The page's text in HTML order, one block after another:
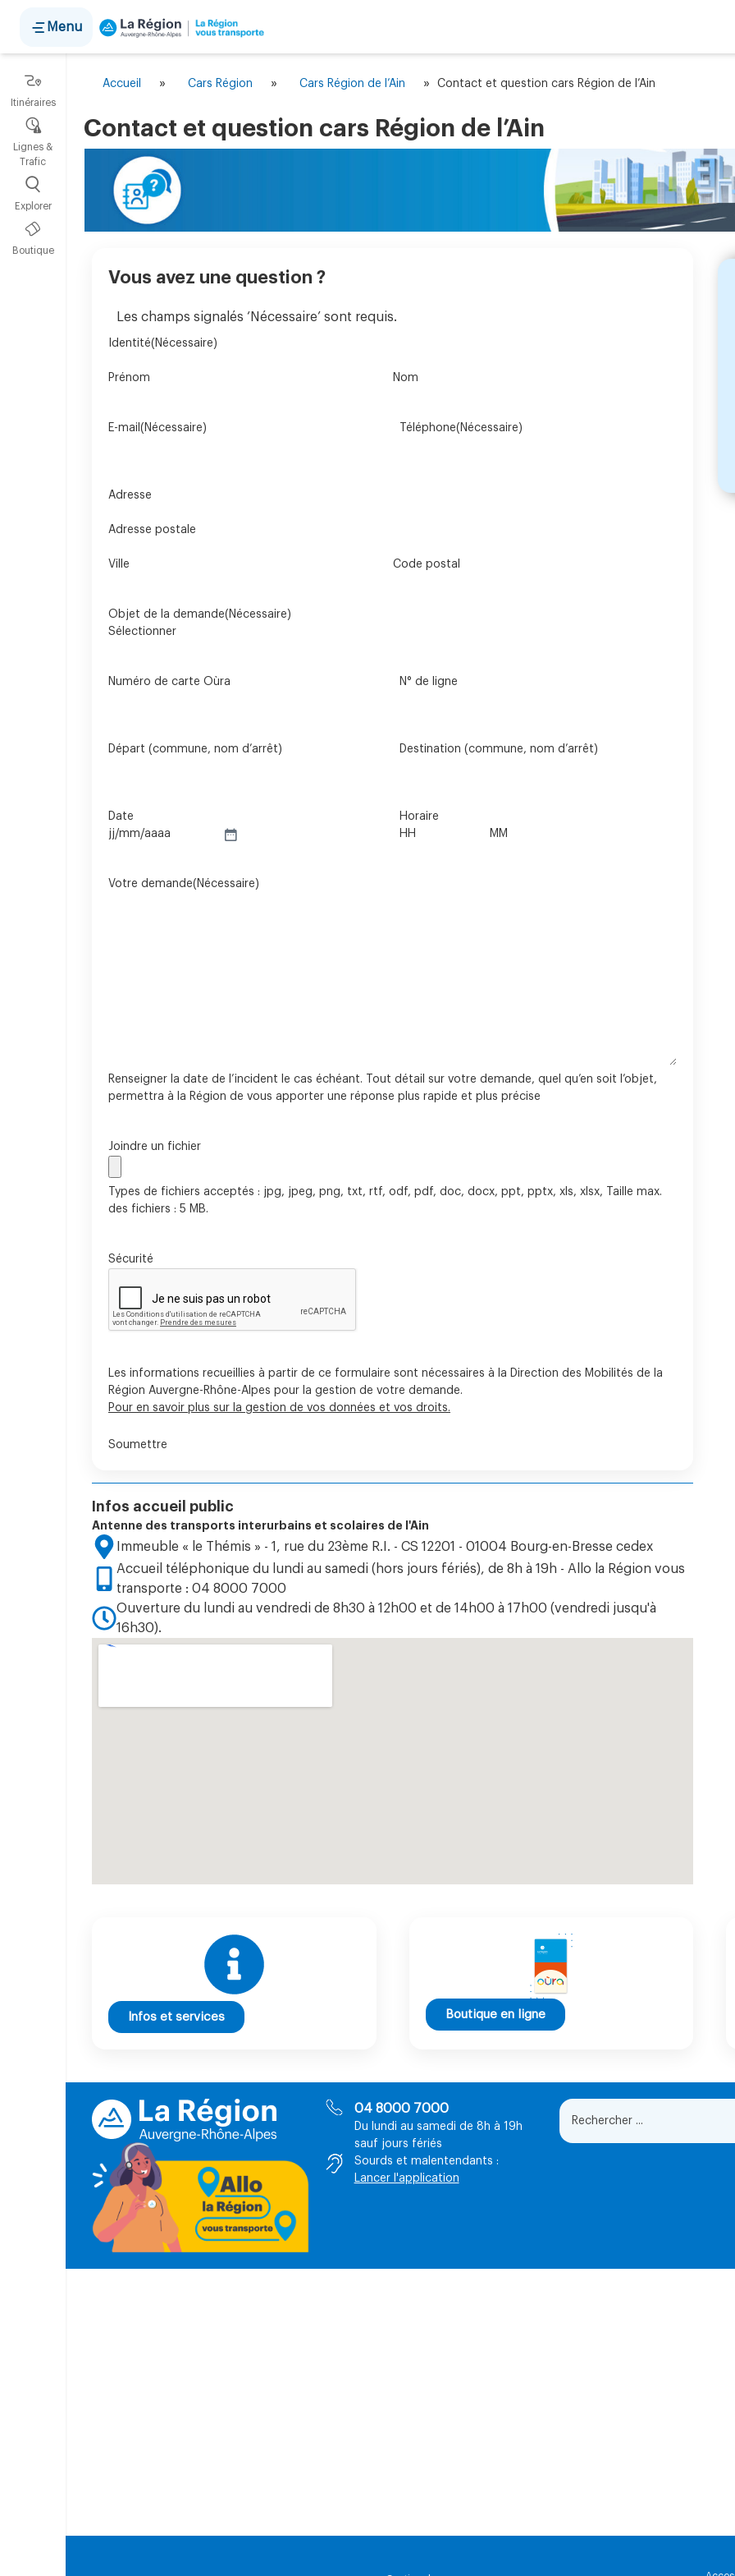
Accueil » Cars Région » Cars Région de l’Ain » Contact et question cars Région de l’Ain
Contact et question cars Région de l’Ain
Vous avez une question ?
Les champs signalés ‘Nécessaire’ sont requis.
Identité(Nécessaire)
Prénom Nom
E-mail (Nécessaire) Téléphone(Nécessaire)
Adresse
Adresse postale
Ville Code postal
Objet de la demande(Nécessaire)
Numéro de carte Oùra N° de ligne
Départ (commune, nom d’arrêt) Destination (commune, nom d’arrêt)
Date Horaire
Votre demande(Nécessaire)
Renseigner la date de l’incident le cas échéant. Tout détail sur votre demande, quel qu’en soit l’objet,
permettra à la Région de vous apporter une réponse plus rapide et plus précise
Joindre un fichier
Types de fichiers acceptés : jpg, jpeg, png, txt, rtf, odf, pdf, doc, docx, ppt, pptx, xls, xlsx, Taille max.
des fichiers : 5 MB.
Sécurité
Les informations recueillies à partir de ce formulaire sont nécessaires à la Direction des Mobilités de la
Région Auvergne-Rhône-Alpes pour la gestion de votre demande.
Pour en savoir plus sur la gestion de vos données et vos droits.
Infos accueil public
Antenne des transports interurbains et scolaires de l'Ain
Immeuble « le Thémis » - 1, rue du 23ème R.I. - CS 12201 - 01004 Bourg-en-Bresse cedex
Accueil téléphonique du lundi au samedi (hors jours fériés), de 8h à 19h - Allo la Région vous
transporte : 04 8000 7000
Ouverture du lundi au vendredi de 8h30 à 12h00 et de 14h00 à 17h00 (vendredi jusqu'à
16h30).
Infos et services Boutique en ligne
04 8000 7000
Du lundi au samedi de 8h à 19h
sauf jours fériés
Sourds et malentendants :
Lancer l'application
Menu
Itinéraires
Lignes &
Trafic
Explorer
Boutique